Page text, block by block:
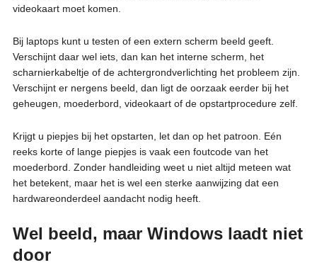
videokaart moet komen.
Bij laptops kunt u testen of een extern scherm beeld geeft.
Verschijnt daar wel iets, dan kan het interne scherm, het
scharnierkabeltje of de achtergrondverlichting het probleem zijn.
Verschijnt er nergens beeld, dan ligt de oorzaak eerder bij het
geheugen, moederbord, videokaart of de opstartprocedure zelf.
Krijgt u piepjes bij het opstarten, let dan op het patroon. Eén
reeks korte of lange piepjes is vaak een foutcode van het
moederbord. Zonder handleiding weet u niet altijd meteen wat
het betekent, maar het is wel een sterke aanwijzing dat een
hardwareonderdeel aandacht nodig heeft.
Wel beeld, maar Windows laadt niet
door